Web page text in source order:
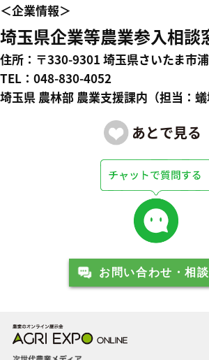
＜企業情報＞
埼玉県企業等農業参入相談
住所：〒330-9301 埼玉県さいたま市
TEL：048-830-4052
埼玉県 農林部 農業支援課内（担当：蟻
お問い合わせ・相